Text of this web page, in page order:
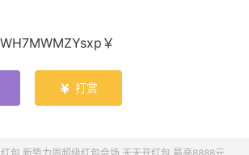
￥
 打赏